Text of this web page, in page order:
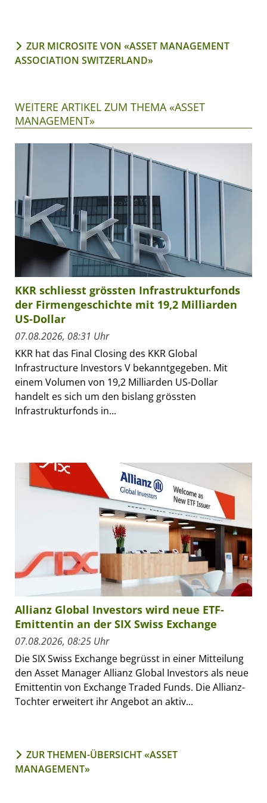
ZUR MICROSITE VON «ASSET MANAGEMENT
ASSOCIATION SWITZERLAND»
WEITERE ARTIKEL ZUM THEMA «ASSET
MANAGEMENT»
KKR schliesst grössten Infrastrukturfonds
der Firmengeschichte mit 19,2 Milliarden
US-Dollar
07.08.2026, 08:31 Uhr
KKR hat das Final Closing des KKR Global
Infrastructure Investors V bekanntgegeben. Mit
einem Volumen von 19,2 Milliarden US-Dollar
handelt es sich um den bislang grössten
Infrastrukturfonds in...
Allianz Global Investors wird neue ETF-
Emittentin an der SIX Swiss Exchange
07.08.2026, 08:25 Uhr
Die SIX Swiss Exchange begrüsst in einer Mitteilung
den Asset Manager Allianz Global Investors als neue
Emittentin von Exchange Traded Funds. Die Allianz-
Tochter erweitert ihr Angebot an aktiv...
ZUR THEMEN-ÜBERSICHT «ASSET
MANAGEMENT»